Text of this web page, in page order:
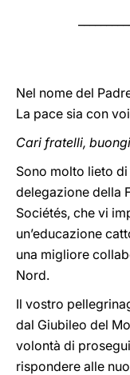
Nel nome del
La pace sia con
Cari fratelli,
Sono molto lieto
delegazione della
Sociétés, che vi
un’educazione
una migliore
Nord.
Il vostro
dal Giubileo del
volontà di
rispondere alle